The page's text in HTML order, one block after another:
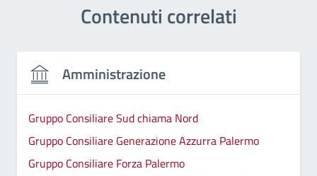
Contenuti correlati
Amministrazione
Gruppo Consiliare Sud chiama Nord
Gruppo Consiliare Generazione Azzurra Palermo
Gruppo Consiliare Forza Palermo